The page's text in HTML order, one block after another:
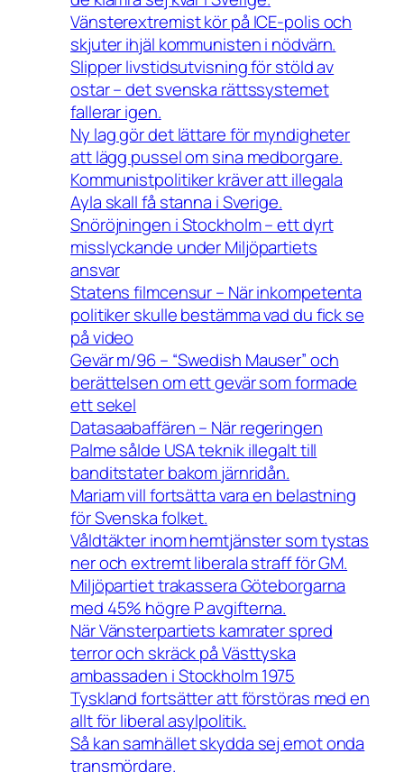
Vänsterextremist kör på ICE-polis och
skjuter ihjäl kommunisten i nödvärn.
Slipper livstidsutvisning för stöld av
ostar – det svenska rättssystemet
fallerar igen.
Ny lag gör det lättare för myndigheter
att lägg pussel om sina medborgare.
Kommunistpolitiker kräver att illegala
Ayla skall få stanna i Sverige.
Snöröjningen i Stockholm – ett dyrt
misslyckande under Miljöpartiets
ansvar
Statens filmcensur – När inkompetenta
politiker skulle bestämma vad du fick se
på video
Gevär m/96 – “Swedish Mauser” och
berättelsen om ett gevär som formade
ett sekel
Datasaabaffären – När regeringen
Palme sålde USA teknik illegalt till
banditstater bakom järnridån.
Mariam vill fortsätta vara en belastning
för Svenska folket.
Våldtäkter inom hemtjänster som tystas
ner och extremt liberala straff för GM.
Miljöpartiet trakassera Göteborgarna
med 45% högre P avgifterna.
När Vänsterpartiets kamrater spred
terror och skräck på Västtyska
ambassaden i Stockholm 1975
Tyskland fortsätter att förstöras med en
allt för liberal asylpolitik.
Så kan samhället skydda sej emot onda
transmördare.